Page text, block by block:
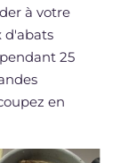
à votre
d'abats
25
en